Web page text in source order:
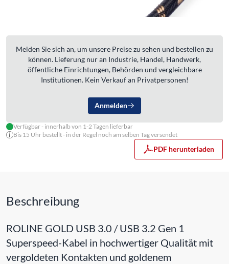
Melden Sie sich an, um unsere Preise zu sehen und bestellen zu
können. Lieferung nur an Industrie, Handel, Handwerk,
öffentliche Einrichtungen, Behörden und vergleichbare
Institutionen. Kein Verkauf an Privatpersonen!
Anmelden
Verfügbar - innerhalb von 1-2 Tagen lieferbar
Bis 15 Uhr bestellt - in der Regel noch am selben Tag versendet
PDF herunterladen
Beschreibung
ROLINE GOLD USB 3.0 / USB 3.2 Gen 1
Superspeed-Kabel in hochwertiger Qualität mit
vergoldeten Kontakten und goldenem